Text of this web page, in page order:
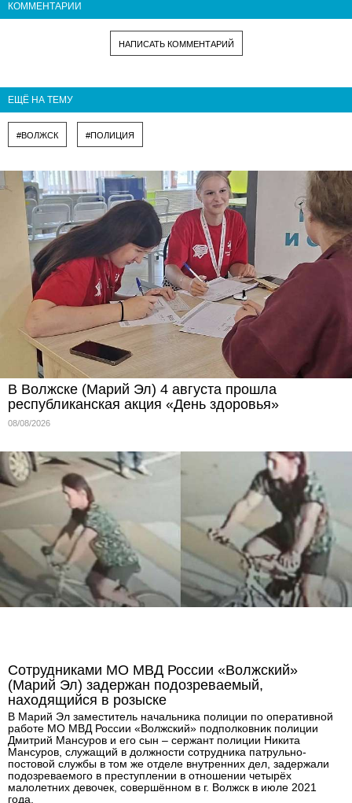
КОММЕНТАРИИ
НАПИСАТЬ КОММЕНТАРИЙ
ЕЩЁ НА ТЕМУ
#ВОЛЖСК #ПОЛИЦИЯ
В Волжске (Марий Эл) 4 августа прошла
республиканская акция «День здоровья»
08/08/2026
Сотрудниками МО МВД России «Волжский»
(Марий Эл) задержан подозреваемый,
находящийся в розыске
В Марий Эл заместитель начальника полиции по оперативной
работе МО МВД России «Волжский» подполковник полиции
Дмитрий Мансуров и его сын – сержант полиции Никита
Мансуров, служащий в должности сотрудника патрульно-
постовой службы в том же отделе внутренних дел, задержали
подозреваемого в преступлении в отношении четырёх
малолетних девочек, совершённом в г. Волжск в июле 2021
года.